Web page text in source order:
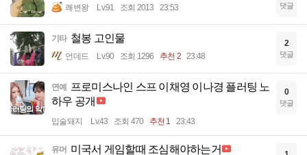
쾌변왕 Lv.91 조회 2013 23:53 댓글
기타 철봉 고인물
언데드 Lv.90 조회 1296 추천 2 23:48
2
댓글
연예
프로미스나인 스프 이채영 이나경 플러팅 노
하우 공개
입술돼지 Lv.43 조회 470 추천 1 23:43
0
댓글
유머 미국서 게임할때 조심해야하는거